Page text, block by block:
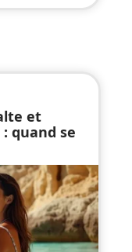
et
quand se